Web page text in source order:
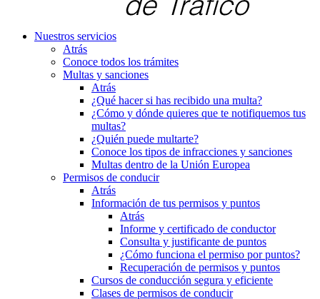
Nuestros servicios
Atrás
Conoce todos los trámites
Multas y sanciones
Atrás
¿Qué hacer si has recibido una multa?
¿Cómo y dónde quieres que te notifiquemos tus
multas?
¿Quién puede multarte?
Conoce los tipos de infracciones y sanciones
Multas dentro de la Unión Europea
Permisos de conducir
Atrás
Información de tus permisos y puntos
Atrás
Informe y certificado de conductor
Consulta y justificante de puntos
¿Cómo funciona el permiso por puntos?
Recuperación de permisos y puntos
Cursos de conducción segura y eficiente
Clases de permisos de conducir